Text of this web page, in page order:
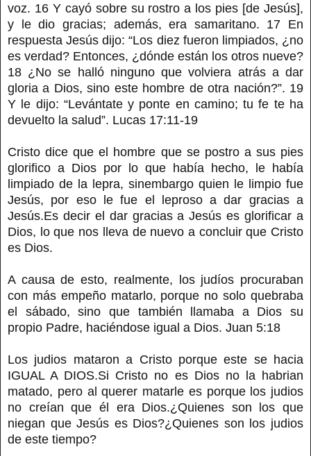
voz. 16 Y cayó sobre su rostro a los pies [de Jesús],
y le dio gracias; además, era samaritano. 17 En
respuesta Jesús dijo: “Los diez fueron limpiados, ¿no
es verdad? Entonces, ¿dónde están los otros nueve?
18 ¿No se halló ninguno que volviera atrás a dar
gloria a Dios, sino este hombre de otra nación?”. 19
Y le dijo: “Levántate y ponte en camino; tu fe te ha
devuelto la salud”. Lucas 17:11-19
Cristo dice que el hombre que se postro a sus pies
glorifico a Dios por lo que había hecho, le había
limpiado de la lepra, sinembargo quien le limpio fue
Jesús, por eso le fue el leproso a dar gracias a
Jesús.Es decir el dar gracias a Jesús es glorificar a
Dios, lo que nos lleva de nuevo a concluir que Cristo
es Dios.
A causa de esto, realmente, los judíos procuraban
con más empeño matarlo, porque no solo quebraba
el sábado, sino que también llamaba a Dios su
propio Padre, haciéndose igual a Dios. Juan 5:18
Los judios mataron a Cristo porque este se hacia
IGUAL A DIOS.Si Cristo no es Dios no la habrian
matado, pero al querer matarle es porque los judios
no creían que él era Dios.¿Quienes son los que
niegan que Jesús es Dios?¿Quienes son los judios
de este tiempo?